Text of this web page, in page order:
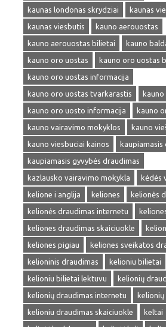
kaunas londonas skrydziai
kaunas
kaunas viesbutis
kauno aerouostas
kauno aerouostas bilietai
kauno
kauno oro uostas
kauno oro uostas
kauno oro uostas informacija
kauno oro uostas tvarkarastis
kauno oro uosto informacija
kauno
kauno vairavimo mokyklos
kauno
kauno viesbuciai kainos
kaupiamasis
kaupiamasis gyvybės draudimas
kazlausko vairavimo mokykla
kėdės
kelione i anglija
keliones
kelionės
kelionės draudimas internetu
keliones draudimas skaiciuokle
keliones pigiau
keliones sveikatos
kelioninis draudimas
kelioniu bilietai
kelioniu bilietai lektuvu
kelionių
kelionių draudimas internetu
kelioniu draudimas skaiciuokle
keltai